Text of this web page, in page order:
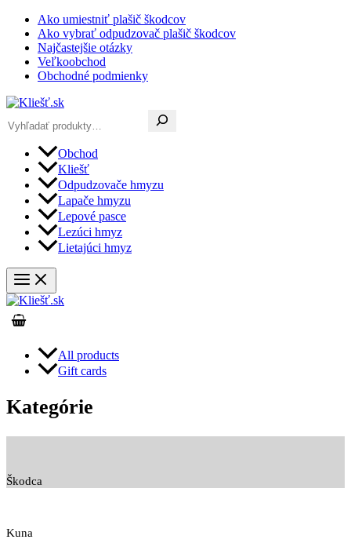
Preskočiť
obsah
Ako umiestniť plašič škodcov
Ako vybrať odpudzovač plašič škodcov
Najčastejšie otázky
Veľkoobchod
Obchodné podmienky
Obchod
Kliešť
Odpudzovače hmyzu
Lapače hmyzu
Lepové pasce
Lezúci hmyz
Lietajúci hmyz
All products
Gift cards
Kategórie
Škodca
Kuna